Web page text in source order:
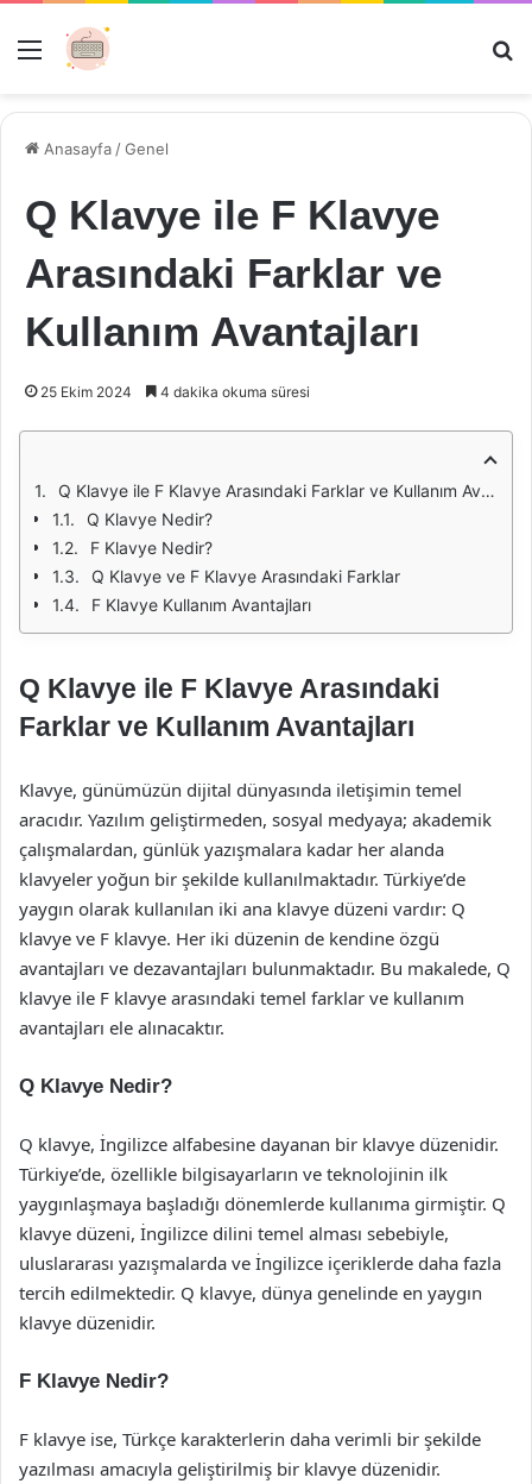
Menü
Anasayfa /Genel
Q Klavye ile F Klavye
Arasındaki Farklar ve
Kullanım Avantajları
25 Ekim 2024 4 dakika okuma süresi
Q Klavye ile F Klavye Arasındaki Farklar ve Kullanım Avantajları
Q Klavye Nedir?
F Klavye Nedir?
Q Klavye ve F Klavye Arasındaki Farklar
F Klavye Kullanım Avantajları
Q Klavye ile F Klavye Arasındaki
Farklar ve Kullanım Avantajları
Klavye, günümüzün dijital dünyasında iletişimin temel
aracıdır. Yazılım geliştirmeden, sosyal medyaya; akademik
çalışmalardan, günlük yazışmalara kadar her alanda
klavyeler yoğun bir şekilde kullanılmaktadır. Türkiye’de
yaygın olarak kullanılan iki ana klavye düzeni vardır: Q
klavye ve F klavye. Her iki düzenin de kendine özgü
avantajları ve dezavantajları bulunmaktadır. Bu makalede, Q
klavye ile F klavye arasındaki temel farklar ve kullanım
avantajları ele alınacaktır.
Q Klavye Nedir?
Q klavye, İngilizce alfabesine dayanan bir klavye düzenidir.
Türkiye’de, özellikle bilgisayarların ve teknolojinin ilk
yaygınlaşmaya başladığı dönemlerde kullanıma girmiştir. Q
klavye düzeni, İngilizce dilini temel alması sebebiyle,
uluslararası yazışmalarda ve İngilizce içeriklerde daha fazla
tercih edilmektedir. Q klavye, dünya genelinde en yaygın
klavye düzenidir.
F Klavye Nedir?
F klavye ise, Türkçe karakterlerin daha verimli bir şekilde
yazılması amacıyla geliştirilmiş bir klavye düzenidir.